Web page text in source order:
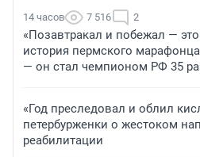
14 часов 7 516 2
«Позавтракал и побежал —
история пермского
— он стал чемпионом РФ 35
«Год преследовал и облил
петербурженки о жестоком
реабилитации